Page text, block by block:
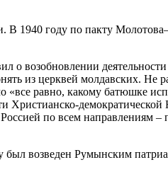
В 1940 году по пакту
возобновлении деятельности
из церквей молдавских. Не
равно, какому батюшке
Христианско-демократической
по всем направлениям –
возведен Румынским